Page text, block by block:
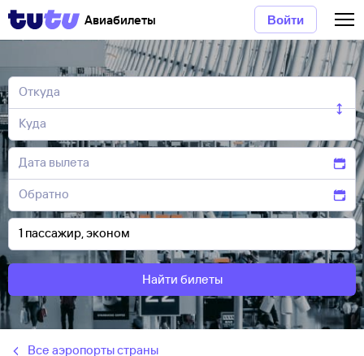
Авиабилеты Войти
Найти билеты
Все аэропорты страны